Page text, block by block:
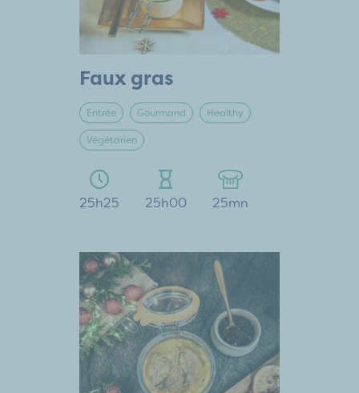
Faux gras
Entrée Gourmand Healthy
Végétarien
25h25 25h00 25mn